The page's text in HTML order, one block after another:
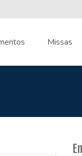
Missas